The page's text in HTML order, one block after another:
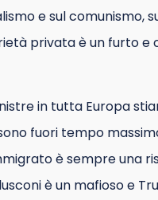
e sul comunismo,
privata è un furto e
in tutta Europa
fuori tempo
è sempre una
è un mafioso e